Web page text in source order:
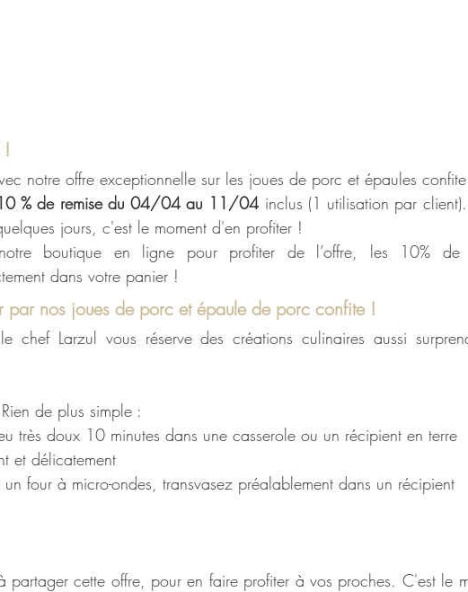
!
notre offre exceptionnelle sur les joues de porc et épaules
% de remise du 04/04 au 11/04 inclus (1 utilisation par
jours, c'est le moment d'en profiter !
boutique en ligne pour profiter de l’offre, les 10% de
dans votre panier !
par nos joues de porc et épaule de porc confite !
chef Larzul vous réserve des créations culinaires aussi
de plus simple :
très doux 10 minutes dans une casserole ou un récipient en terre
et délicatement
un four à micro-ondes, transvasez préalablement dans un récipient
partager cette offre, pour en faire profiter à vos proches. C'est le